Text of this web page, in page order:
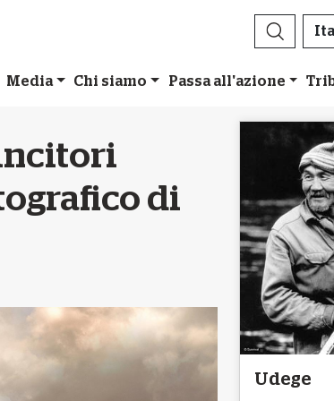
Media Chi siamo Passa all'azione
di
Udege